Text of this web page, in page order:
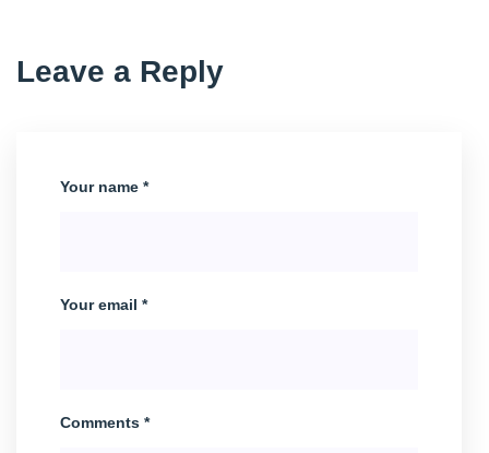
Leave a Reply
Your name *
Your email *
Comments *